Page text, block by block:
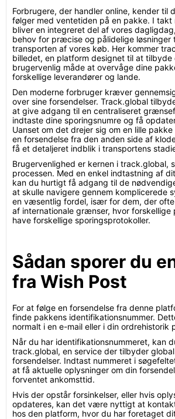
Forbrugere, der handler online, kender til
følger med ventetiden på en pakke. I takt
bliver en integreret del af vores
behov for præcise og pålidelige løsninger
transporten af vores køb. Her kommer
billedet, en platform designet til at tilbyde
brugervenlig måde at overvåge dine
forskellige leverandører og lande.
Den moderne forbruger kræver
over sine forsendelser. Track.global
at give adgang til en centraliseret
indtaste dine sporingsnumre og få
Uanset om det drejer sig om en lille
en forsendelse fra den anden side af
få et detaljeret indblik i transportens
Brugervenlighed er kernen i track.global,
processen. Med en enkel indtastning af
kan du hurtigt få adgang til de
at skulle navigere gennem komplicerede
en væsentlig fordel, især for dem, der
af internationale grænser, hvor forskellige
have forskellige sporingsprotokoller.
Sådan sporer du
fra Wish Post
For at følge en forsendelse fra denne
finde pakkens identifikationsnummer.
normalt i en e-mail eller i din ordrehistorik
Når du har identifikationsnummeret, kan
track.global, en service der tilbyder
forsendelser. Indtast nummeret i
at få aktuelle oplysninger om din
forventet ankomsttid.
Hvis der opstår forsinkelser, eller hvis
opdateres, kan det være nyttigt at
hos den platform, hvor du har foretaget